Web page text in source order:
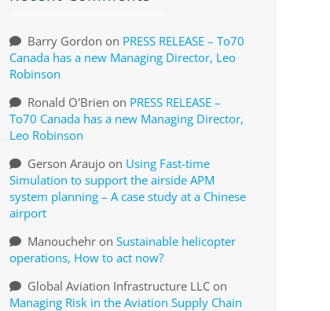
Barry Gordon on PRESS RELEASE – To70
Canada has a new Managing Director, Leo
Robinson
Ronald O'Brien on PRESS RELEASE –
To70 Canada has a new Managing Director,
Leo Robinson
Gerson Araujoon Using Fast-time
Simulation to support the airside APM
system planning – A case study at a Chinese
airport
Manouchehron Sustainable helicopter
operations, How to act now?
Global Aviation Infrastructure LLCon
Managing Risk in the Aviation Supply Chain